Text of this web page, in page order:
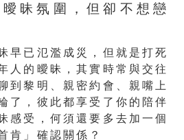
昧氛圍，但卻不想戀
早已氾濫成災，但就是打死
人的曖昧，其實時常與交往
到黎明、親密約會、親嘴上
，彼此都享受了你的陪伴
感受，何須還要多去加一個
肯」確認關係？